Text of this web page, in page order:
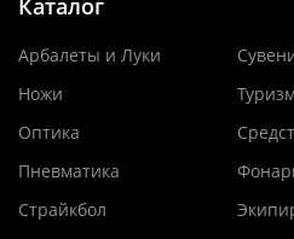
Каталог
Арбалеты и Луки
Ножи
Оптика
Пневматика
Страйкбол
Туризм